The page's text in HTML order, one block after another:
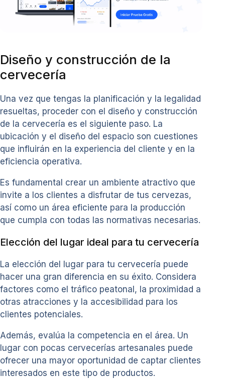
Diseño y construcción de la
cervecería
Una vez que tengas la planificación y la legalidad
resueltas, proceder con el diseño y construcción
de la cervecería es el siguiente paso. La
ubicación y el diseño del espacio son cuestiones
que influirán en la experiencia del cliente y en la
eficiencia operativa.
Es fundamental crear un ambiente atractivo que
invite a los clientes a disfrutar de tus cervezas,
así como un área eficiente para la producción
que cumpla con todas las normativas necesarias.
Elección del lugar ideal para tu cervecería
La elección del lugar para tu cervecería puede
hacer una gran diferencia en su éxito. Considera
factores como el tráfico peatonal, la proximidad a
otras atracciones y la accesibilidad para los
clientes potenciales.
Además, evalúa la competencia en el área. Un
lugar con pocas cervecerías artesanales puede
ofrecer una mayor oportunidad de captar clientes
interesados en este tipo de productos.